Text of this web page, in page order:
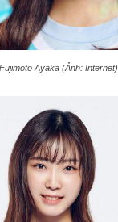
Fujimoto Ayaka (Ảnh: Internet).